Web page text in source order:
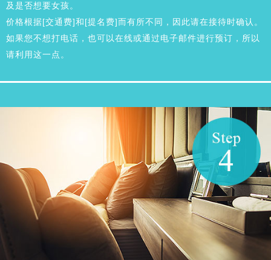
及是否想要女孩。
价格根据[交通费]和[提名费]而有所不同，因此请在接待时确认。
如果您不想打电话，也可以在线或通过电子邮件进行预订，所以
请利用这一点。